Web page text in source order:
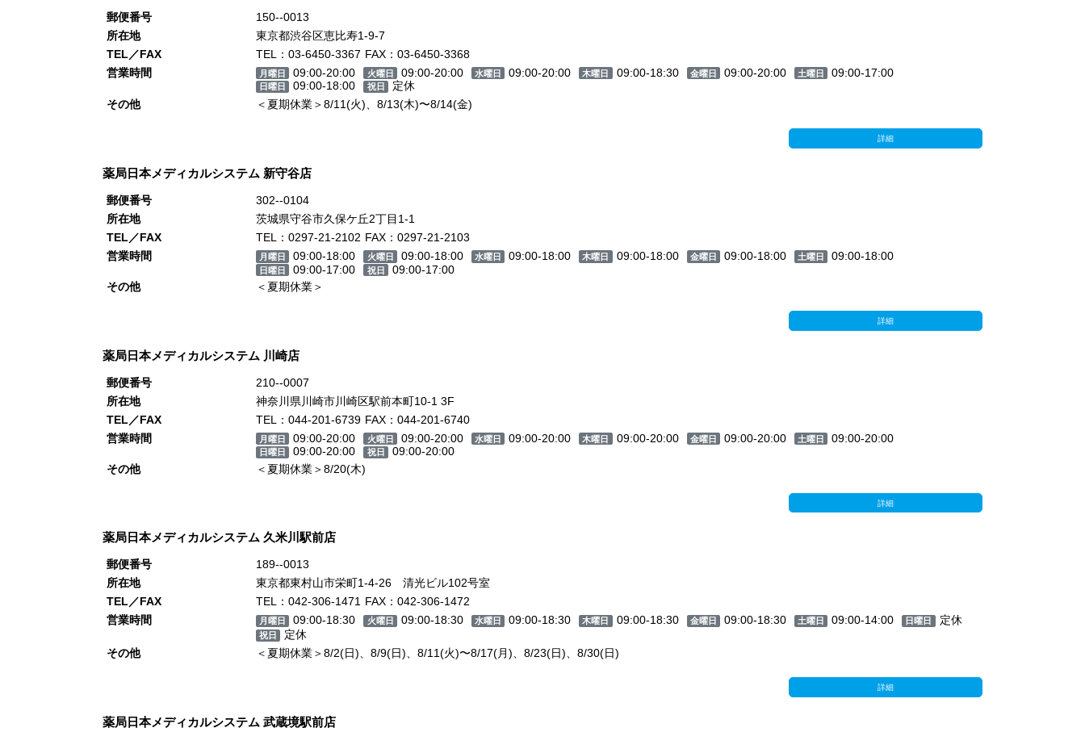
郵便番号
150--0013
所在地
東京都渋谷区恵比寿1-9-7
TEL／FAX
TEL：03-6450-3367 FAX：03-6450-3368
営業時間
月曜日 09:00-20:00 火曜日 09:00-20:00 水曜日 09:00-20:00 木曜日 09:00-18:30 金曜日 09:00-20:00 土曜日 09:00-17:00
日曜日 09:00-18:00 祝日
定休
その他
＜夏期休業＞8/11(火)、8/13(木)〜8/14(金)
詳細
薬局日本メディカルシステム 新守谷店
郵便番号
302--0104
所在地
茨城県守谷市久保ケ丘2丁目1-1
TEL／FAX
TEL：0297-21-2102 FAX：0297-21-2103
営業時間
月曜日 09:00-18:00 火曜日 09:00-18:00 水曜日 09:00-18:00 木曜日 09:00-18:00 金曜日 09:00-18:00 土曜日 09:00-18:00
日曜日 09:00-17:00 祝日
09:00-17:00
その他
＜夏期休業＞
詳細
薬局日本メディカルシステム 川崎店
郵便番号
210--0007
所在地
神奈川県川崎市川崎区駅前本町10-1 3F
TEL／FAX
TEL：044-201-6739 FAX：044-201-6740
営業時間
月曜日 09:00-20:00 火曜日 09:00-20:00 水曜日 09:00-20:00 木曜日 09:00-20:00 金曜日 09:00-20:00 土曜日 09:00-20:00
日曜日 09:00-20:00 祝日
09:00-20:00
その他
＜夏期休業＞8/20(木)
詳細
薬局日本メディカルシステム 久米川駅前店
郵便番号
189--0013
所在地
東京都東村山市栄町1-4-26 清光ビル102号室
TEL／FAX
TEL：042-306-1471 FAX：042-306-1472
営業時間
月曜日 09:00-18:30 火曜日 09:00-18:30 水曜日 09:00-18:30 木曜日 09:00-18:30 金曜日 09:00-18:30 土曜日 09:00-14:00 日曜日 定休
祝日
定休
その他
＜夏期休業＞8/2(日)、8/9(日)、8/11(火)〜8/17(月)、8/23(日)、8/30(日)
詳細
薬局日本メディカルシステム 武蔵境駅前店